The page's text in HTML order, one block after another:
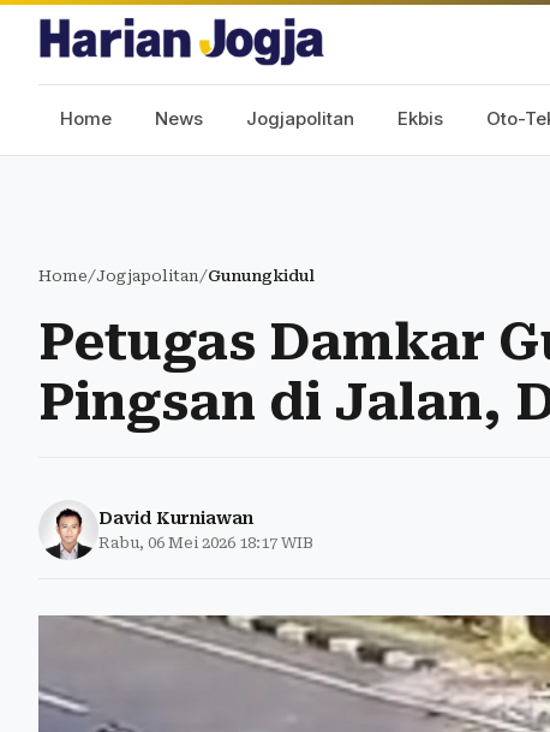
Home News Jogjapolitan Ekbis Oto-
Home/Jogjapolitan/Gunungkidul
Petugas Damkar
Pingsan di Jalan,
David Kurniawan
Rabu, 06 Mei 2026 18:17 WIB